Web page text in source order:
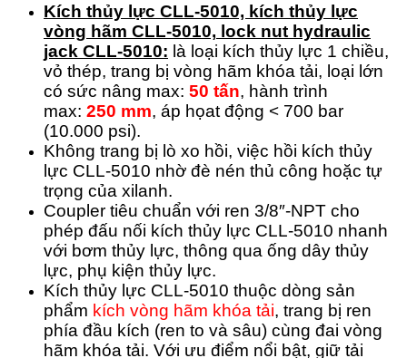
Kích thủy lực CLL-5010, kích thủy lực
vòng hãm CLL-5010, lock nut hydraulic
jack CLL-5010: là loại kích thủy lực 1 chiều,
vỏ thép, trang bị vòng hãm khóa tải, loại lớn
có sức nâng max: 50 tấn, hành trình
max: 250 mm, áp họat động < 700 bar
(10.000 psi).
Không trang bị lò xo hồi, việc hồi kích thủy
lực CLL-5010 nhờ đè nén thủ công hoặc tự
trọng của xilanh.
Coupler tiêu chuẩn với ren 3/8″-NPT cho
phép đấu nối kích thủy lực CLL-5010 nhanh
với bơm thủy lực, thông qua ống dây thủy
lực, phụ kiện thủy lực.
Kích thủy lực CLL-5010 thuộc dòng sản
phẩm kích vòng hãm khóa tải, trang bị ren
phía đầu kích (ren to và sâu) cùng đai vòng
hãm khóa tải. Với ưu điểm nổi bật, giữ tải